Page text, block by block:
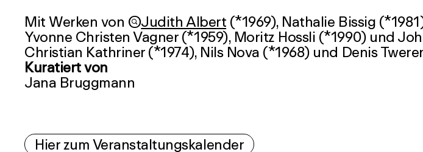
Mit Werken von Judith Albert (*1969), Nathalie Bissig
Yvonne Christen Vagner (*1959), Moritz Hossli (*1990) und
Christian Kathriner (*1974), Nils Nova (*1968) und Denis
Kuratiert von
Jana Bruggmann
Hier zum Veranstaltungskalender